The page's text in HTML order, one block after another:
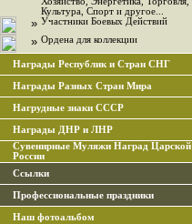
Культура, Спорт и другое...
» Участники Боевых Действий
» Ордена для коллекции
Награды Республик и Стран СНГ
Награды Разных Стран Мира
Нагрудные знаки СССР
Награды ДНР и ЛНР
Сувенирные Муляжи Наград Царской
России
Ссылки
Профессиональные праздники
Наш фотоальбом